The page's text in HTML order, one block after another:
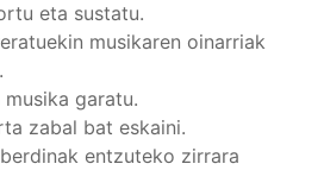
eta sustatu.
musikaren oinarriak
garatu.
zabal bat eskaini.
entzuteko zirrara